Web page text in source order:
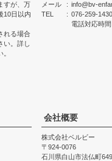
すが、万
10日以内
れる場合
い。詳し
メール
info@bv-
TEL
076-259-1430
電話対応時
会社概要
株式会社ベルビー
924-0076
石川県白山市法仏町